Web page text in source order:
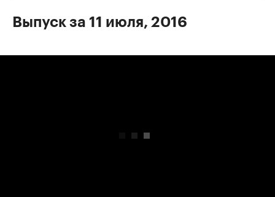
Выпуск за 11 июля, 2016